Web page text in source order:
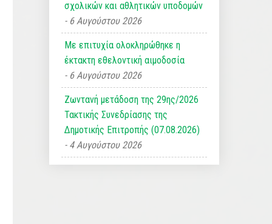
σχολικών και αθλητικών υποδομών
6 Αυγούστου 2026
Με επιτυχία ολοκληρώθηκε η
έκτακτη εθελοντική αιμοδοσία
6 Αυγούστου 2026
Ζωντανή μετάδοση της 29ης/2026
Τακτικής Συνεδρίασης της
Δημοτικής Επιτροπής (07.08.2026)
4 Αυγούστου 2026